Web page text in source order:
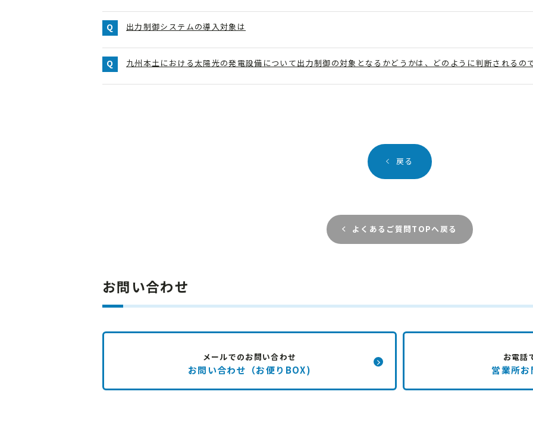
出力制御システムの導入対象は
九州本土における太陽光の発電設備について出力制御の対象となるかどうかは、どのように判断されるの
戻る
よくあるご質問TOPへ戻る
お問い合わせ
メールでのお問い合わせ
お問い合わせ（お便りBOX)
お電話
営業所